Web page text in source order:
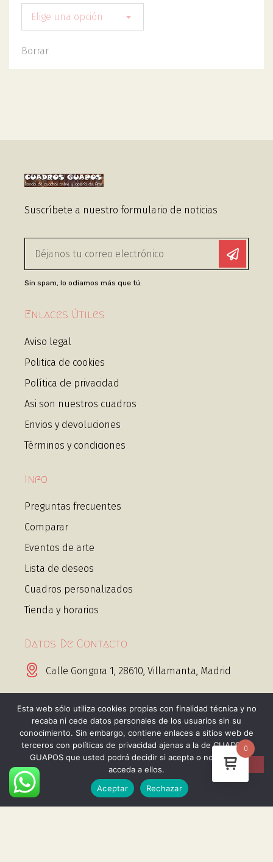
Elige una opción
Borrar
Suscríbete a nuestro formulario de noticias
Sin spam, lo odiamos más que tú.
Enlaces Útiles
Aviso legal
Politica de cookies
Política de privacidad
Asi son nuestros cuadros
Envios y devoluciones
Términos y condiciones
Info
Preguntas frecuentes
Comparar
Eventos de arte
Lista de deseos
Cuadros personalizados
Tienda y horarios
Datos De Contacto
Calle Gongora 1, 28610, Villamanta, Madrid
+34 656 443 995 Whatsapp
0
Esta web sólo utiliza cookies propias con finalidad técnica y no
recaba ni cede datos personales de los usuarios sin su
conocimiento. Sin embargo, contiene enlaces a sitios web de
terceros con políticas de privacidad ajenas a la de CUADROS
GUAPOS que usted podrá decidir si acepta o no cuando
acceda a ellos.
Aceptar
Rechazar